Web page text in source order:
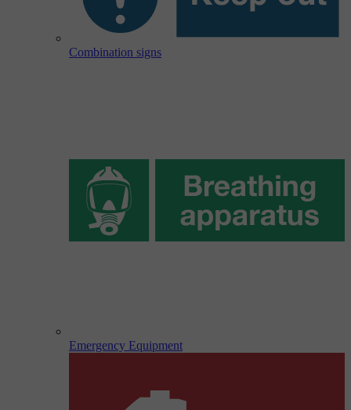
Combination signs
Emergency Equipment